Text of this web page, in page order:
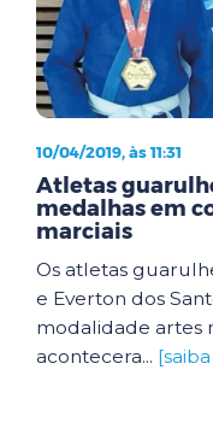
10/04/2019, às 11:31
Atletas
medalhas em
marciais
Os atletas
e Everton dos
modalidade artes
acontecera...